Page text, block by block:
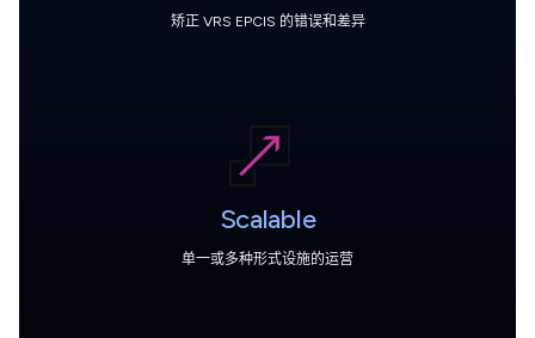
矫正 VRS EPCIS 的错误和差异
Scalable
单一或多种形式设施的运营